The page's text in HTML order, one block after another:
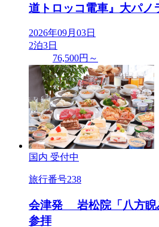
道トロッコ電車』大パノ
2026年09月03日
2泊3日
76,500円～
国内 受付中
旅行番号238
会津発 岩松院「八方睨
参拝